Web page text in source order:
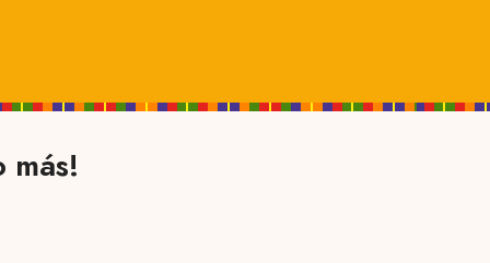
más!